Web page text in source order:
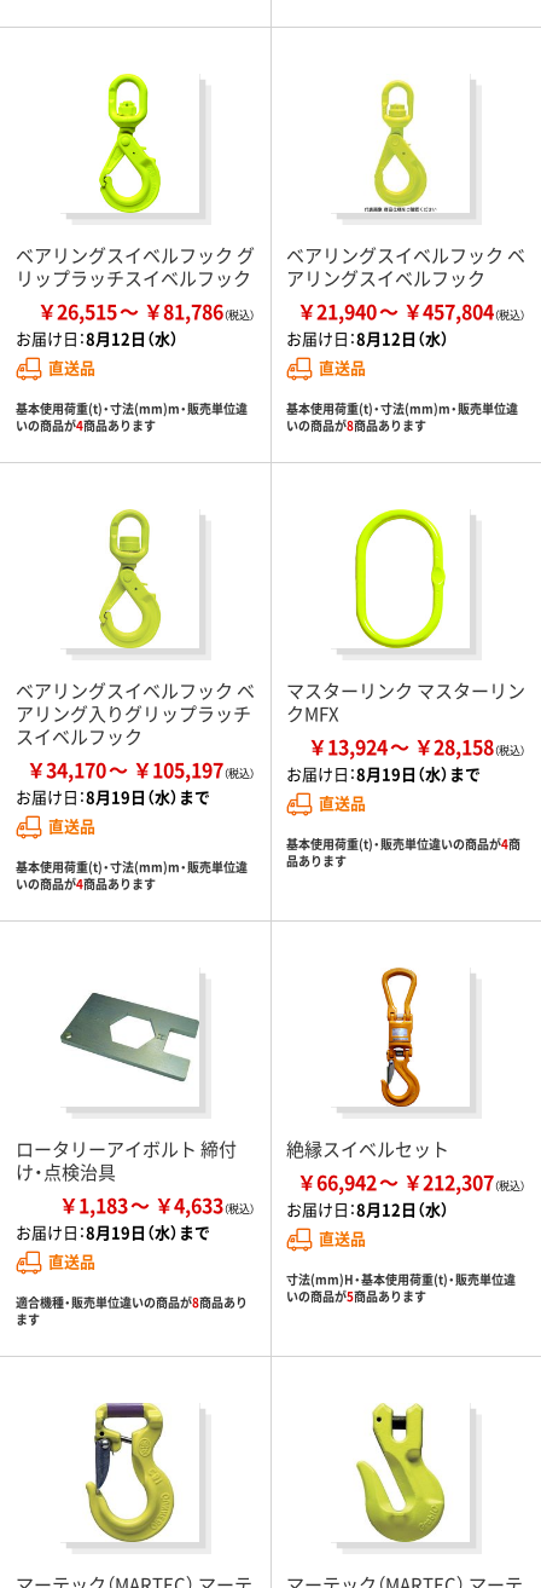
ベアリングスイベルフック グ
リップラッチスイベルフック
￥26,515 ￥81,786
お届け日：8月12日（水）
直送品
基本使用荷重(t)・寸法(mm)m・販売単位違
いの商品が4商品あります
ベアリングスイベルフック ベ
アリングスイベルフック
￥21,940 ￥457,804
お届け日：8月12日（水）
直送品
基本使用荷重(t)・寸法(mm)m・販売単位違
いの商品が8商品あります
ベアリングスイベルフック ベ
アリング入りグリップラッチ
スイベルフック
￥34,170 ￥105,197
お届け日：8月19日（水）まで
直送品
基本使用荷重(t)・寸法(mm)m・販売単位違
いの商品が4商品あります
マスターリンク マスターリン
クMFX
￥13,924 ￥28,158
お届け日：8月19日（水）まで
直送品
基本使用荷重(t)・販売単位違いの商品が4商
品あります
ロータリーアイボルト 締付
け・点検治具
￥1,183 ￥4,633
お届け日：8月19日（水）まで
直送品
適合機種・販売単位違いの商品が8商品あり
ます
絶縁スイベルセット
￥66,942 ￥212,307
お届け日：8月12日（水）
直送品
寸法(mm)H・基本使用荷重(t)・販売単位違
いの商品が5商品あります